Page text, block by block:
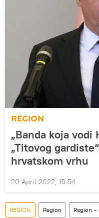
REGION
„Banda koja vodi
„Titovog
hrvatskom vrhu
20 April 2022, 15:54
REGION Region Region